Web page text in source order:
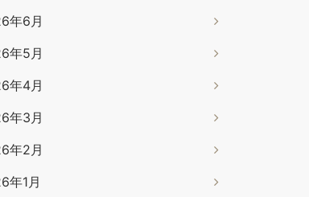
年6月
年5月
年4月
年3月
年2月
年1月